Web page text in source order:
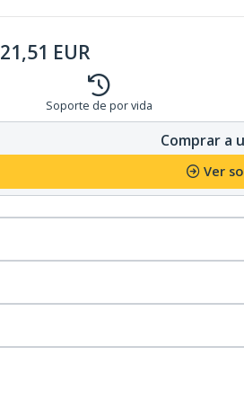
21,51 EUR
Soporte de por vida
Comprar a
Ver